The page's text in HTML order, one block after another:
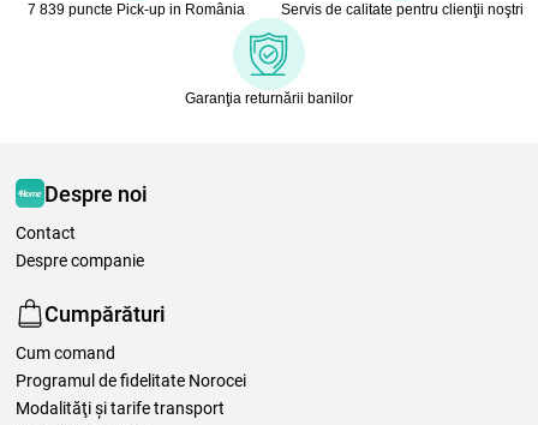
7 839 puncte Pick-up in România Servis de calitate pentru clienţii noştri
Garanţia returnării banilor
Despre noi
Contact
Despre companie
Cumpărături
Cum comand
Programul de fidelitate Norocei
Modalităţi şi tarife transport